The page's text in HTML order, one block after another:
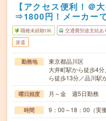
【アクセス便利！＠
⇒1800円！メーカー
職種未経験OK 交通費別途支給あ
派遣
勤務地
東京都品川区
大井町駅から徒歩4
ら徒歩13分／品川駅
曜日頻度 月～金 週5日勤務
時間 9：00～18：00（実